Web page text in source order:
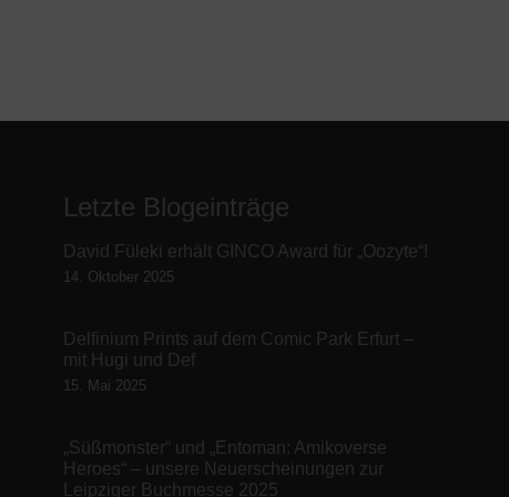
Letzte Blogeinträge
David Füleki erhält GINCO Award für „Oozyte“!
14. Oktober 2025
Delfinium Prints auf dem Comic Park Erfurt –
mit Hugi und Def
15. Mai 2025
„Süßmonster“ und „Entoman: Amikoverse
Heroes“ – unsere Neuerscheinungen zur
Leipziger Buchmesse 2025